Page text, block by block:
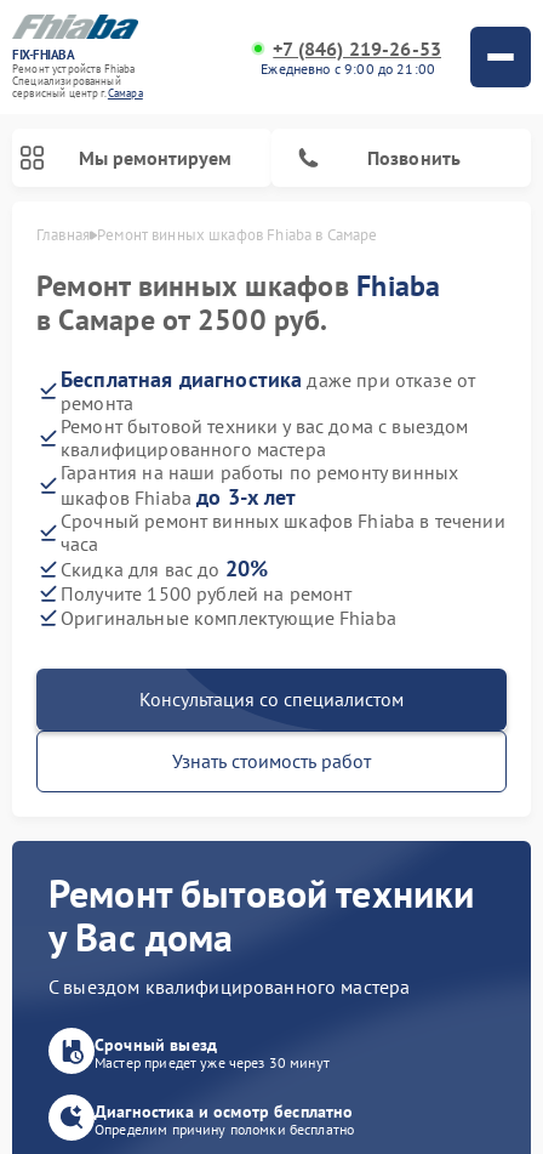
FIX-FHIABA
Ремонт устройств Fhiaba
Специализированный
cервисный центр г.Самара
+7 (846) 219-26-53
Ежедневно с 9:00 до 21:00
Мы ремонтируем Позвонить
Главная Ремонт винных шкафов Fhiaba в Самаре
Ремонт винных шкафов Fhiaba
в Самаре от 2500 руб.
Бесплатная диагностика даже при отказе от
ремонта
Ремонт бытовой техники у вас дома с выездом
квалифицированного мастера
Гарантия на наши работы по ремонту винных
шкафов Fhiabaдо 3-х лет
Срочный ремонт винных шкафов Fhiaba в течении
часа
Скидка для вас до 20%
Получите 1500 рублей на ремонт
Оригинальные комплектующие Fhiaba
Консультация со специалистом
Узнать стоимость работ
Ремонт бытовой техники
у Вас дома
С выездом квалифицированного мастера
Срочный выезд
Мастер приедет уже через 30 минут
Диагностика и осмотр бесплатно
Определим причину поломки бесплатно